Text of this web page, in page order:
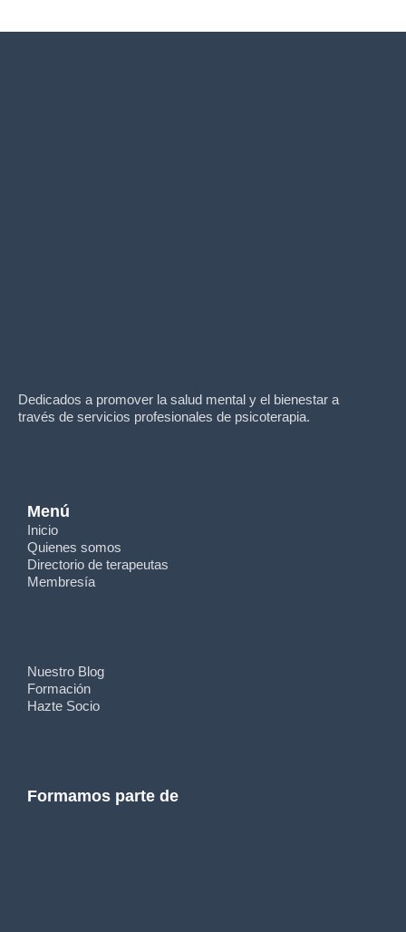
Dedicados a promover la salud mental y el bienestar a
través de servicios profesionales de psicoterapia.
Menú
Inicio
Quienes somos
Directorio de terapeutas
Membresía
Nuestro Blog
Formación
Hazte Socio
Formamos parte de